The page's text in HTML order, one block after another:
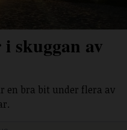
skuggan av
en bra bit under flera av